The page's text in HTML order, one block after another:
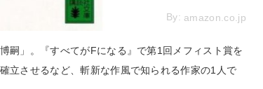
By: amazon.co.jp
嗣」。『すべてがFになる』で第1回メフィスト賞を
立させるなど、斬新な作風で知られる作家の1人で